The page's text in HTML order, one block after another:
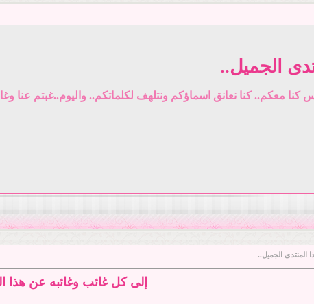
الجميل..
كنا معكم.. كنا نعانق اسماؤكم ونتلهف لكلماتكم.. واليوم..غبتم عنا
المنتدى الجميل..
إلى كل غائب وغائبه عن هذا